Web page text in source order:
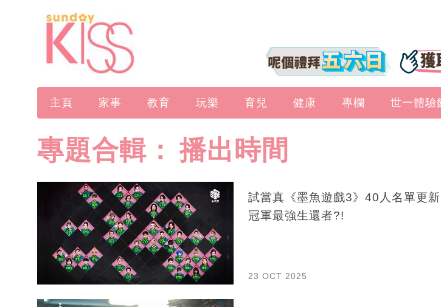
主頁 家事 教育 玩樂 育兒 健康 專欄 世一體驗
專題合輯： 播出時間
試當真《墨魚遊戲3》40人名單更新！ 競猜
冠軍最強生還者?!
23 OCT 2025